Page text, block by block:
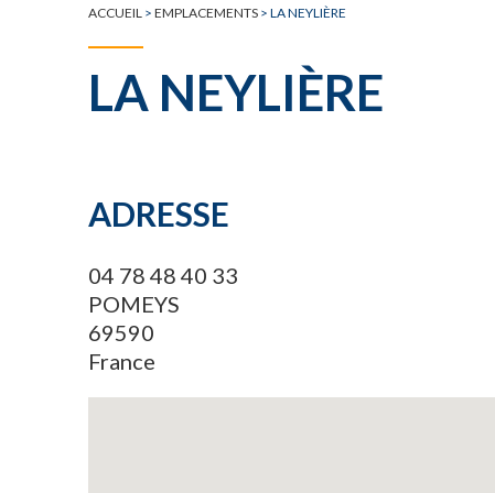
ACCUEIL > EMPLACEMENTS > LA NEYLIÈRE
LA NEYLIÈRE
ADRESSE
04 78 48 40 33
POMEYS
69590
France